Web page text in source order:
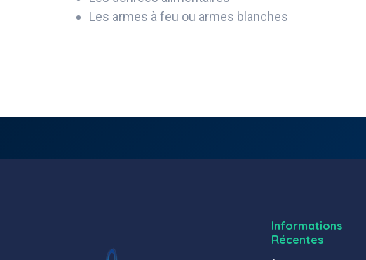
Les armes à feu ou armes blanches
Informations
Récentes